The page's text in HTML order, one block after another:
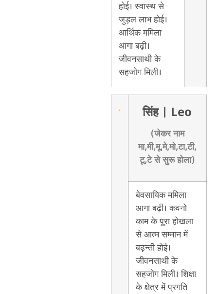
होई। स्वास्थ से
जुड़ल लाभ होई।
आर्थिक ममिला
आगा बढ़ी।
जीवनसाथी के
सहजोग मिली।
सिंह | Leo
(जेकर नाम
मा,मी,मू,मे,मो,टा,टी,
टू,टे से सुरू होला)
बेवसायिक ममिला
आगा बढ़ी। कवनो
काम के पूरा होखला
से आत्म सम्मान में
बढ़न्ती होई।
जीवनसाथी के
सहजोग मिली। शिक्षा
के क्षेत्र में प्रगति